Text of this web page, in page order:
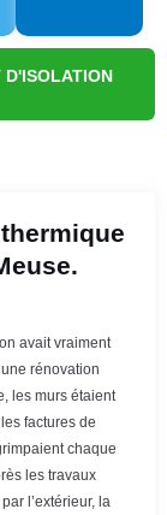
D'ISOLATION
avait vraiment
rénovation
les murs étaient
factures de
chaque
les travaux
l’extérieur, la